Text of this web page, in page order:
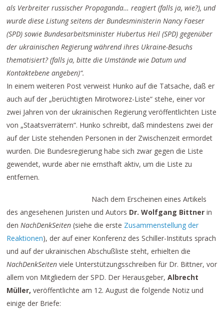
als Verbreiter russischer Propaganda… reagiert (falls ja, wie?), und
wurde diese Listung seitens der Bundesministerin Nancy Faeser
(SPD) sowie Bundesarbeitsminister Hubertus Heil (SPD) gegenüber
der ukrainischen Regierung während ihres Ukraine-Besuchs
thematisiert? (falls ja, bitte die Umstände wie Datum und
Kontaktebene angeben)“.
In einem weiteren Post verweist Hunko auf die Tatsache, daß er
auch auf der „berüchtigten Mirotworez-Liste“ stehe, einer vor
zwei Jahren von der ukrainischen Regierung veröffentlichten Liste
von „Staatsverrätern“. Hunko schreibt, daß mindestens zwei der
auf der Liste stehenden Personen in der Zwischenzeit ermordet
wurden. Die Bundesregierung habe sich zwar gegen die Liste
gewendet, wurde aber nie ernsthaft aktiv, um die Liste zu
entfernen.
Nach dem Erscheinen eines Artikels
des angesehenen Juristen und Autors Dr. Wolfgang Bittner in
denNachDenkSeiten (siehe die erste Zusammenstellung der
Reaktionen), der auf einer Konferenz des Schiller-Instituts sprach
und auf der ukrainischen Abschußliste steht, erhielten die
NachDenkSeiten viele Unterstützungsschreiben für Dr. Bittner, vor
allem von Mitgliedern der SPD. Der Herausgeber,Albrecht
Müller, veröffentlichte am 12. August die folgende Notiz und
einige der Briefe: